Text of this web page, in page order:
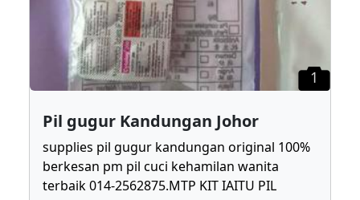
1
Pil gugur Kandungan Johor
supplies pil gugur kandungan original 100%
berkesan pm pil cuci kehamilan wanita
terbaik 014-2562875.MTP KIT IAITU PIL